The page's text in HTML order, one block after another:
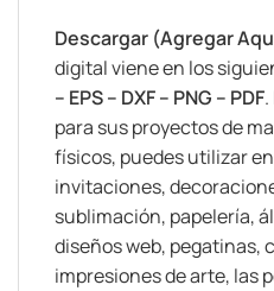
Descargar (Agregar
digital viene en los
– EPS – DXF – PNG – PDF
para sus proyectos de
físicos, puedes utilizar
invitaciones,
sublimación, papelería,
diseños web, pegatinas,
impresiones de arte, las